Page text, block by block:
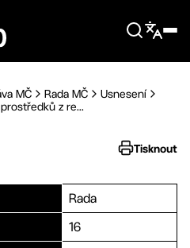
MČ Rada MČ
Usnesení
z re...
Tisknout
Rada
16